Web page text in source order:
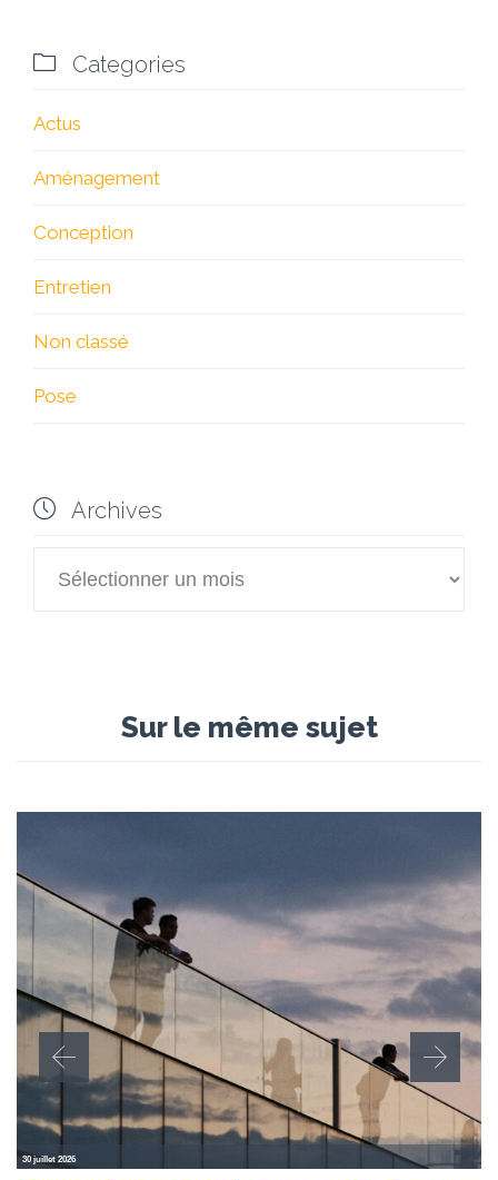
 Categories
Actus
Aménagement
Conception
Entretien
Non classé
Pose
 Archives
Archives
Sur le même sujet
30 juillet 2026